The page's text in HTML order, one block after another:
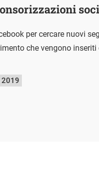
per cercare nuovi
che vengono
2019